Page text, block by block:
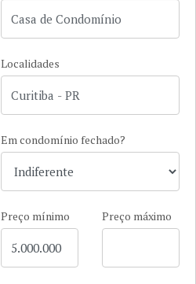
Localidades
Em condomínio fechado?
Preço mínimo Preço máximo